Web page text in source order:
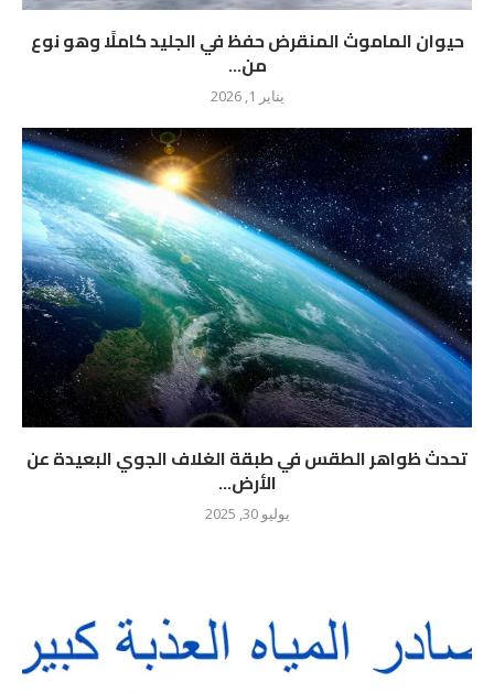
حيوان الماموث المنقرض حفظ في الجليد كاملًا وهو نوع
من...
يناير 1, 2026
تحدث ظواهر الطقس في طبقة الغلاف الجوي البعيدة عن
الأرض...
يوليو 30, 2025